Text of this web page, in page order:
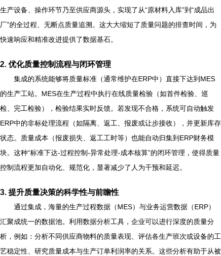
生产设备、操作环节乃至供应商源头，实现了从“原材料入库”到“成品出
厂”的全过程、无断点质量追溯。这大大缩短了质量问题的排查时间，为
快速响应和精准改进提供了数据基石。
2. 优化质量控制流程与闭环管理
集成的系统能够将质量标准（通常维护在ERP中）直接下达到MES
的生产工站。MES在生产过程中执行在线质量检验（如首件检验、巡
检、完工检验），检验结果实时反馈。若发现不合格，系统可自动触发
ERP中的非标处理流程（如隔离、返工、报废或让步接收），并更新库存
状态。质量成本（报废损失、返工工时等）也能自动归集到ERP财务模
块。这种“标准下达-过程控制-异常处理-成本核算”的闭环管理，使得质量
控制流程更加自动化、规范化，显著减少了人为干预和延迟。
3. 提升质量决策的科学性与前瞻性
通过集成，海量的生产过程数据（MES）与业务运营数据（ERP）
汇聚成统一的数据池。利用数据分析工具，企业可以进行深度的质量分
析，例如：分析不同供应商物料的质量表现、评估各生产班次或设备的工
艺稳定性、研究质量成本与生产订单利润率的关系。这些分析有助于从被